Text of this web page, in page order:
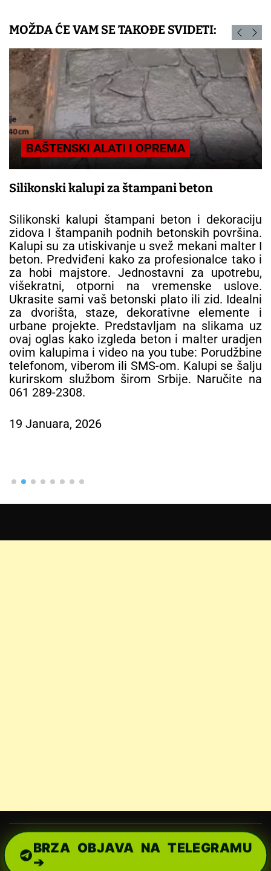
BRZA OBJAVA NA TELEGRAMU
➔
MOŽDA ĆE VAM SE TAKOĐE SVIDETI:
BAŠTENSKI ALATI I OPREMA
Silikonski kalupi za štampani beton
Silikonski kalupi štampani beton i dekoraciju
zidova I štampanih podnih betonskih površina.
Kalupi su za utiskivanje u svež mekani malter I
beton. Predviđeni kako za profesionalce tako i
za hobi majstore. Jednostavni za upotrebu,
višekratni, otporni na vremenske uslove.
Ukrasite sami vaš betonski plato ili zid. Idealni
za dvorišta, staze, dekorativne elemente i
urbane projekte. Predstavljam na slikama uz
ovaj oglas kako izgleda beton i malter uradjen
ovim kalupima i video na you tube: Porudžbine
telefonom, viberom ili SMS-om. Kalupi se šalju
kurirskom službom širom Srbije. Naručite na
061 289-2308.
19 Januara, 2026